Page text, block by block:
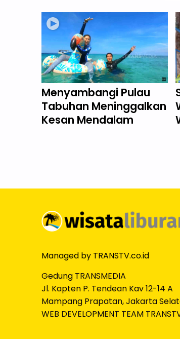
Menyambangi Pulau
Tabuhan Meninggalkan
Kesan Mendalam
Managed by TRANSTV.co.id
Gedung TRANSMEDIA
Jl. Kapten P. Tendean Kav 12-14 A
Mampang Prapatan, Jakarta
WEB DEVELOPMENT TEAM